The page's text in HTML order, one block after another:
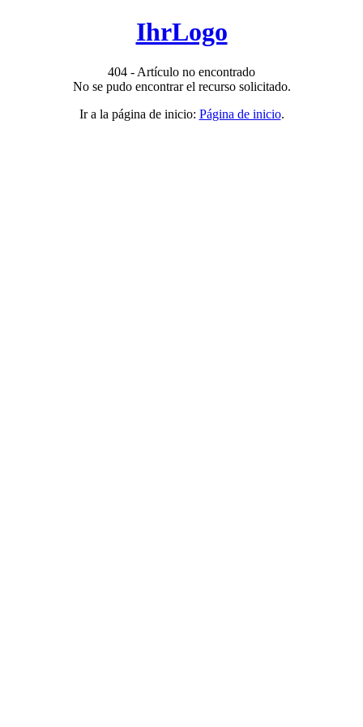
IhrLogo
404 - Artículo no encontrado
No se pudo encontrar el recurso solicitado.
Ir a la página de inicio: Página de inicio.